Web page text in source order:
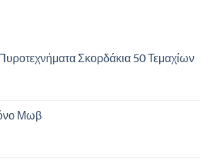
Σκορδάκια 50 Τεμαχίων
Μωβ